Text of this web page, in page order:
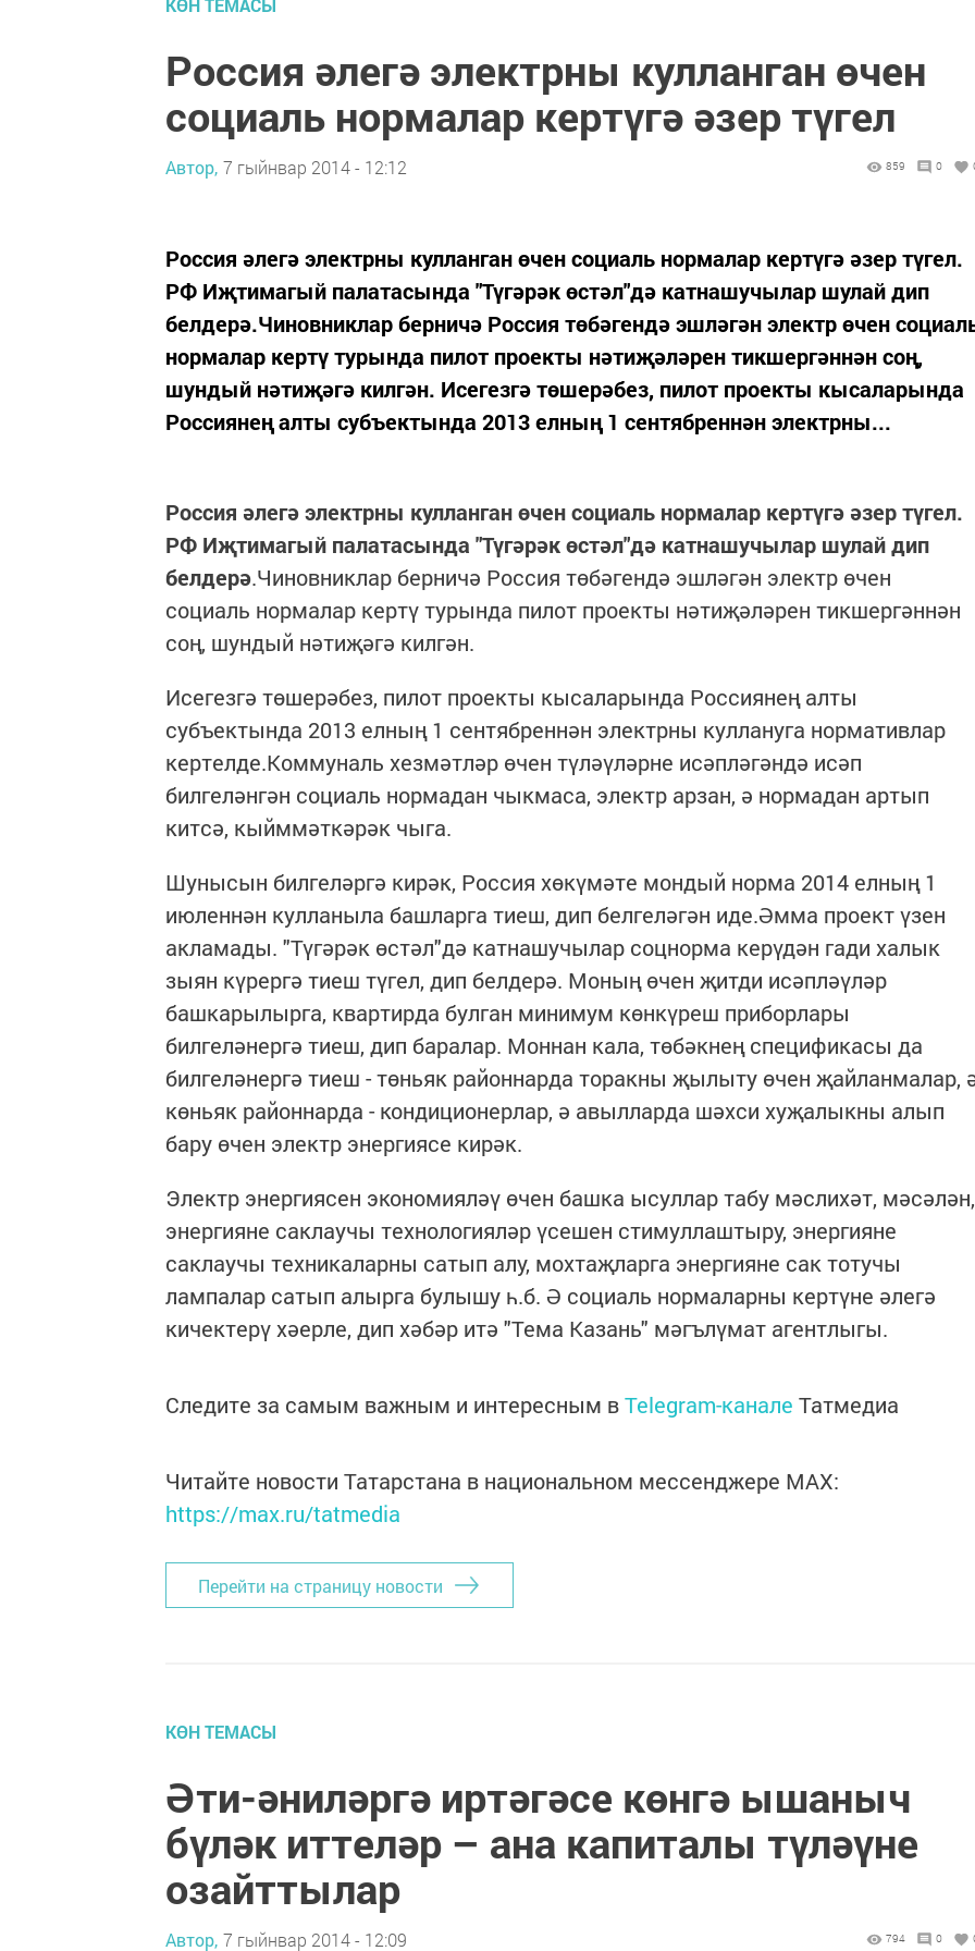
КӨН ТЕМАСЫ
Россия әлегә электрны кулланган өчен
социаль нормалар кертүгә әзер түгел
Автор, 7 гыйнвар 2014 - 12:12 859 0
Россия әлегә электрны кулланган өчен социаль нормалар кертүгә әзер түгел.
РФ Иҗтимагый палатасында "Түгәрәк өстәл"дә катнашучылар шулай дип
белдерә.Чиновниклар берничә Россия төбәгендә эшләгән электр өчен
нормалар кертү турында пилот проекты нәтиҗәләрен тикшергәннән соң,
шундый нәтиҗәгә килгән. Исегезгә төшерәбез, пилот проекты кысаларында
Россиянең алты субъектында 2013 елның 1 сентябреннән электрны...
Россия әлегә электрны кулланган өчен социаль нормалар кертүгә әзер түгел.
РФ Иҗтимагый палатасында "Түгәрәк өстәл"дә катнашучылар шулай дип
белдерә.Чиновниклар берничә Россия төбәгендә эшләгән электр өчен
социаль нормалар кертү турында пилот проекты нәтиҗәләрен тикшергәннән
соң, шундый нәтиҗәгә килгән.
Исегезгә төшерәбез, пилот проекты кысаларында Россиянең алты
субъектында 2013 елның 1 сентябреннән электрны куллануга нормативлар
кертелде.Коммуналь хезмәтләр өчен түләүләрне исәпләгәндә исәп
билгеләнгән социаль нормадан чыкмаса, электр арзан, ә нормадан артып
китсә, кыйммәткәрәк чыга.
Шунысын билгеләргә кирәк, Россия хөкүмәте мондый норма 2014 елның 1
июленнән кулланыла башларга тиеш, дип белгеләгән иде.Әмма проект үзен
акламады. "Түгәрәк өстәл"дә катнашучылар соцнорма керүдән гади халык
зыян күрергә тиеш түгел, дип белдерә. Моның өчен җитди исәпләүләр
башкарылырга, квартирда булган минимум көнкүреш приборлары
билгеләнергә тиеш, дип баралар. Моннан кала, төбәкнең спецификасы да
билгеләнергә тиеш - төньяк районнарда торакны җылыту өчен җайланмалар,
көньяк районнарда - кондиционерлар, ә авылларда шәхси хуҗалыкны алып
бару өчен электр энергиясе кирәк.
Электр энергиясен экономияләү өчен башка ысуллар табу мәслихәт, мәсәлән,
энергияне саклаучы технологияләр үсешен стимуллаштыру, энергияне
саклаучы техникаларны сатып алу, мохтаҗларга энергияне сак тотучы
лампалар сатып алырга булышу һ.б. Ә социаль нормаларны кертүне әлегә
кичектерү хәерле, дип хәбәр итә "Тема Казань" мәгълүмат агентлыгы.
Следите за самым важным и интересным вTelegram-канале Татмедиа
Читайте новости Татарстана в национальном мессенджере MАХ:
https://max.ru/tatmedia
Перейти на страницу новости
КӨН ТЕМАСЫ
Әти-әниләргә иртәгәсе көнгә ышаныч
бүләк иттеләр – ана капиталы түләүне
озайттылар
Автор, 7 гыйнвар 2014 - 12:09 794 0